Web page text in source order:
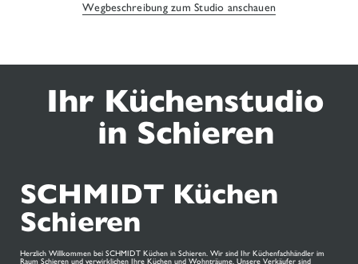
Wegbeschreibung zum Studio anschauen
Ihr Küchenstudio
in Schieren
SCHMIDT Küchen
Schieren
Herzlich Willkommen bei SCHMIDT Küchen in Schieren. Wir sind Ihr Küchenfachhändler im
Raum Schieren und verwirklichen Ihre Küchen und Wohnträume. Unsere Verkäufer sind